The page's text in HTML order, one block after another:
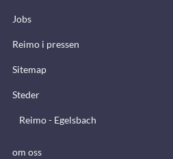
Jobs
Reimo i pressen
Sitemap
Steder
Reimo - Egelsbach
om oss